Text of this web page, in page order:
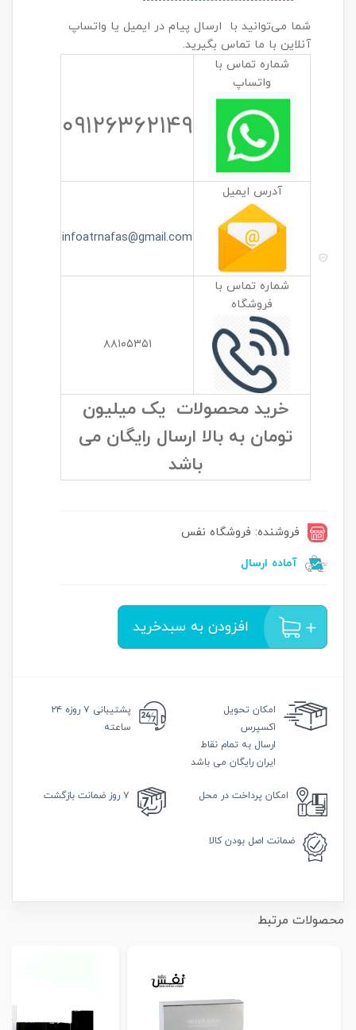
شما می‌توانید با ارسال پیام در ایمیل یا واتساپ
آنلاین با ما تماس بگیرید.
شماره تماس با
واتساپ
۰۹۱۲۶۳۶۲۱۴۹
آدرس ایمیل
infoatrnafas@gmail.com
شماره تماس با
فروشگاه
۸۸۱۰۵۳۵۱
خرید محصولات یک میلیون
تومان به بالا ارسال رایگان می
باشد
فروشنده: فروشگاه نفس
آماده ارسال
افزودن به سبدخرید
امکان تحویل
اکسپرس
ارسال به تمام نقاط
ایران رایگان می باشد
پشتیبانی
۷ روزه ۲۴
ساعته
امکان پرداخت در محل ۷ روز ضمانت بازگشت
ضمانت اصل بودن کالا
محصولات مرتبط